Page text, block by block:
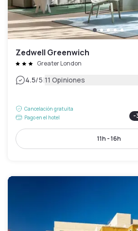
Zedwell Greenwich
Greater London
4.5/5|11 Opiniones
Cancelación gratuita
Pago en el hotel
-
11h - 16h